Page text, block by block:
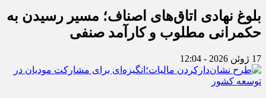
بلوغ نهادی اتاق‌های اصناف؛ مسیر رسیدن به
حکمرانی مطلوب و کارآمد صنفی
17 ژوئن 2026 - 12:04